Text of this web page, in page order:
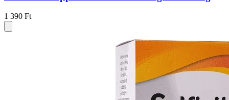
1 390 Ft